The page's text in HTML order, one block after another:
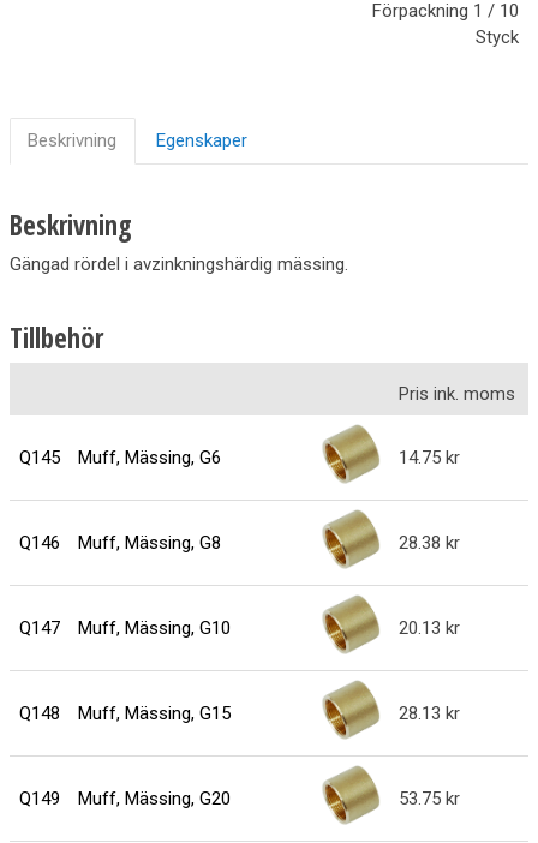
Förpackning 1 / 10
Styck
Beskrivning Egenskaper
Beskrivning
Gängad rördel i avzinkningshärdig mässing.
Tillbehör
Pris ink. moms
Q145 Muff, Mässing, G6 14.75
Q146 Muff, Mässing, G8 28.38
Q147 Muff, Mässing, G10 20.13
Q148 Muff, Mässing, G15 28.13
Q149 Muff, Mässing, G20 53.75